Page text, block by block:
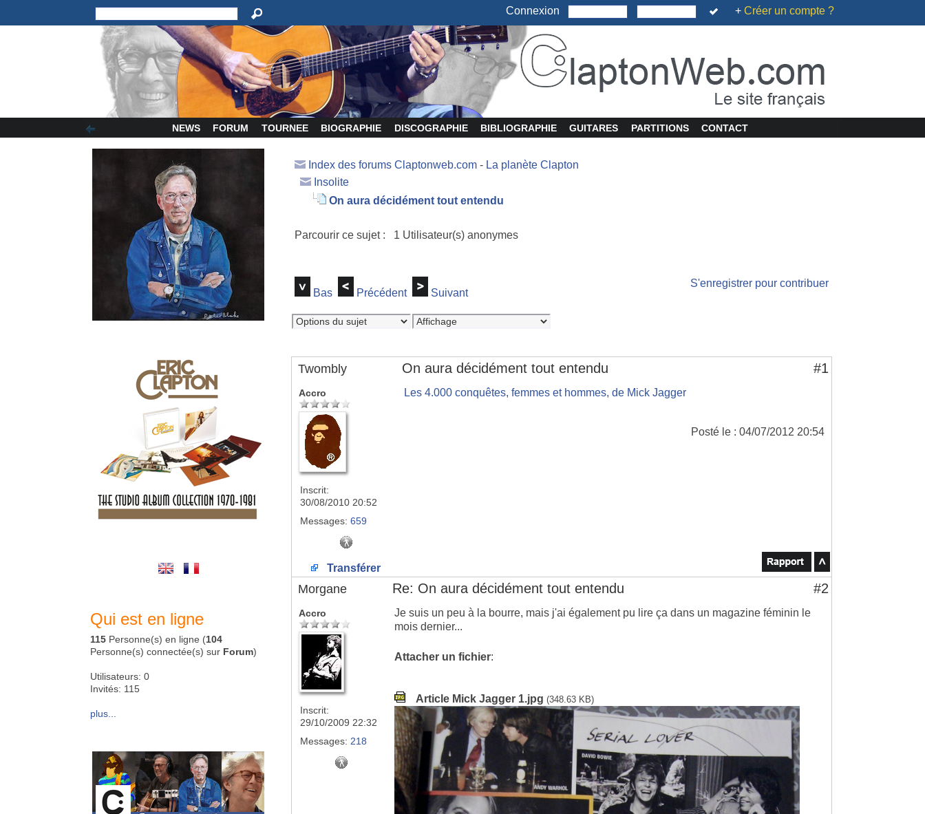
Connexion + Créer un compte ?
NEWS FORUM TOURNEE BIOGRAPHIE DISCOGRAPHIE BIBLIOGRAPHIE GUITARES PARTITIONS CONTACT
Qui est en ligne
115 Personne(s) en ligne (104
Personne(s) connectée(s) sur Forum)
Utilisateurs: 0
Invités: 115
plus...
Index des forums Claptonweb.com - La planète Clapton
Insolite
On aura décidément tout entendu
Parcourir ce sujet : 1 Utilisateur(s) anonymes
Bas Précédent Suivant
S'enregistrer pour contribuer
Twombly On aura décidément tout entendu #1
Accro
Inscrit:
30/08/2010 20:52
Messages: 659
Les 4.000 conquêtes, femmes et hommes, de Mick Jagger
Posté le : 04/07/2012 20:54
Transférer
Morgane Re: On aura décidément tout entendu #2
Accro
Inscrit:
29/10/2009 22:32
Messages: 218
Je suis un peu à la bourre, mais j'ai également pu lire ça dans un magazine féminin le
mois dernier...
Attacher un fichier:
Article Mick Jagger 1.jpg (348.63 KB)